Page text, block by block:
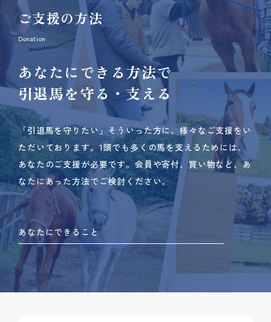
ご支援の方法
Donation
あなたにできる方法で
引退馬を守る・支える
「引退馬を守りたい」そういった方に、様々なご支援をい
ただいております。 1頭でも多くの馬を支えるためには、
あなたのご支援が必要です。 会員や寄付、買い物など、あ
なたにあった方法でご検討ください。
あなたにできること